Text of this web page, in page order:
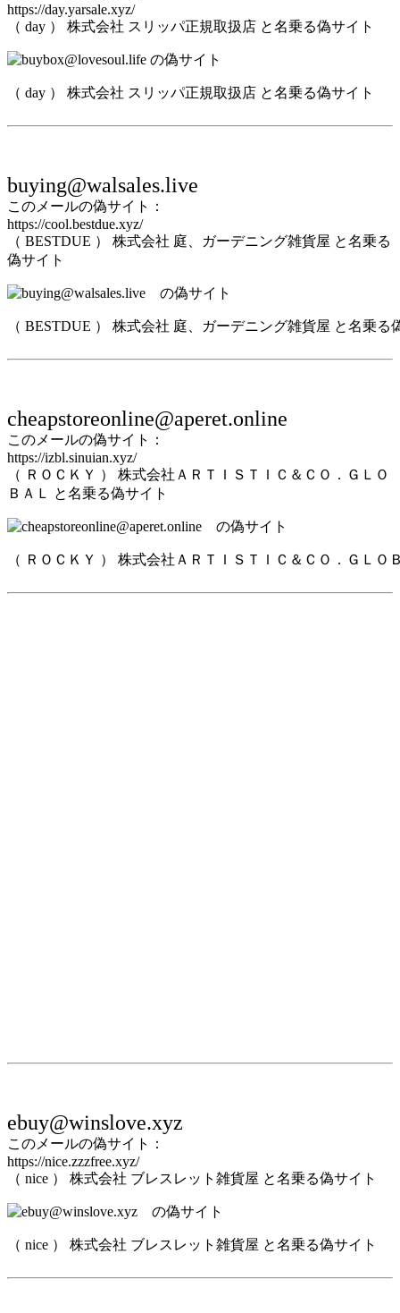
https://day.yarsale.xyz/
（ day ） 株式会社 スリッパ正規取扱店 と名乗る偽サイト
（ day ） 株式会社 スリッパ正規取扱店 と名乗る偽サイト
buying@walsales.live
このメールの偽サイト：
https://cool.bestdue.xyz/
（ BESTDUE ） 株式会社 庭、ガーデニング雑貨屋 と名乗る
偽サイト
（ BESTDUE ） 株式会社 庭、ガーデニング雑貨屋 と名乗る
cheapstoreonline@aperet.online
このメールの偽サイト：
https://izbl.sinuian.xyz/
（ ＲＯＣＫＹ ） 株式会社ＡＲＴＩＳＴＩＣ＆ＣＯ．ＧＬＯ
ＢＡＬ と名乗る偽サイト
（ ＲＯＣＫＹ ） 株式会社ＡＲＴＩＳＴＩＣ＆ＣＯ．ＧＬＯ
ebuy@winslove.xyz
このメールの偽サイト：
https://nice.zzzfree.xyz/
（ nice ） 株式会社 ブレスレット雑貨屋 と名乗る偽サイト
（ nice ） 株式会社 ブレスレット雑貨屋 と名乗る偽サイト